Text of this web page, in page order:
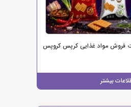
فروش مواد غذایی کرپس کروپس
بیشتر